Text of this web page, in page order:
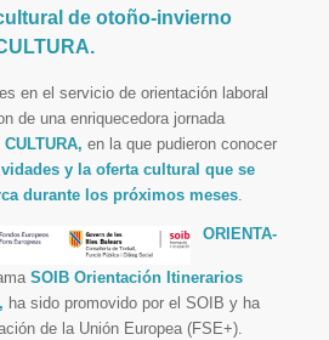
de otoño-invierno
en el servicio de orientación laboral
de una enriquecedora jornada
, en la que pudieron conocer
y la oferta cultural que se
durante los próximos meses.
ORIENTA-
SOIB Orientación Itinerarios
ha sido promovido por el SOIB y ha
de la Unión Europea (FSE+).